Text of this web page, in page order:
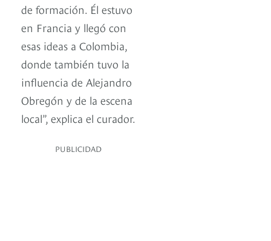
de formación. Él estuvo
en Francia y llegó con
esas ideas a Colombia,
donde también tuvo la
influencia de Alejandro
Obregón y de la escena
local”, explica el curador.
PUBLICIDAD